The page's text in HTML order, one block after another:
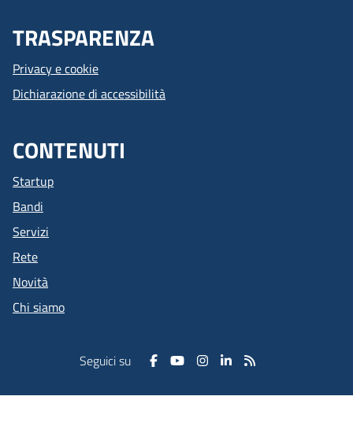
TRASPARENZA
Privacy e cookie
Dichiarazione di accessibilità
CONTENUTI
Startup
Bandi
Servizi
Rete
Novità
Chi siamo
Seguici su